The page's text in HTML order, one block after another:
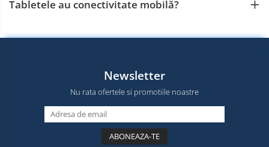
Tabletele au conectivitate mobilă?
Newsletter
Nu rata ofertele si promotiile noastre